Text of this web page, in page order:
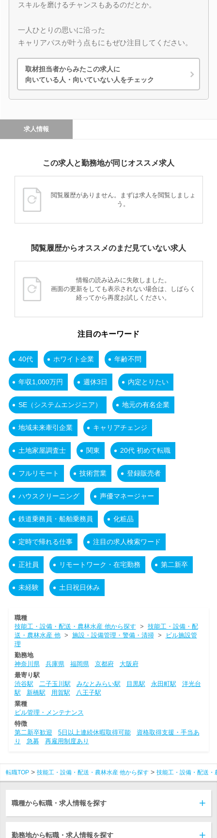
スキルを磨けるチャンスもあるのだとか。
一人ひとりの思いに沿った
キャリアパスが叶う点もにもぜひ注目してください。
取材担当者からみたこの求人に
向いている人・向いていない人をチェック
求人情報
この求人と勤務地が同じオススメ求人
閲覧履歴がありません。まずは求人を閲覧しましょ
う。
閲覧履歴からオススメのまだ見ていない求人
情報の読み込みに失敗しました。
画面の更新をしても表示されない場合は、しばらく
経ってから再度お試しください。
注目のキーワード
40代 ホワイト企業 年齢不問
年収1,000万円 週休3日 内定とりたい
SE（システムエンジニア） 地元の有名企業
地域未来牽引企業 キャリアチェンジ
土地家屋調査士 関東 20代 初めて転職
フルリモート 技術営業 登録販売者
ハウスクリーニング 声優マネージャー
鉄道乗務員・船舶乗務員 化粧品
定時で帰れる仕事 注目の求人検索ワード
正社員 リモートワーク・在宅勤務 第二新卒
未経験 土日祝日休み
職種
技能工・設備・配送・農林水産 他から探す > 技能工・設備・配
送・農林水産 他> 施設・設備管理・警備・清掃>
ビル施設管
理
勤務地
神奈川県
兵庫県 福岡県 京都府
大阪府
最寄り駅
渋谷駅
二子玉川駅 みなとみらい駅 目黒駅 永田町駅
洋光台
駅
新橋駅 用賀駅
八王子駅
業種
ビル管理・メンテナンス
特徴
第二新卒歓迎
5日以上連続休暇取得可能
資格取得支援・手当あ
り
急募 再雇用制度あり
転職TOP 技能工・設備・配送・農林水産 他から探す 技能工・設備・配送・
職種から転職・求人情報を探す
勤務地から転職・求人情報を探す